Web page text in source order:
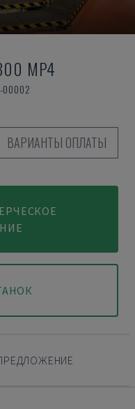
MP4
00002
ВАРИАНТЫ ОПЛАТЫ